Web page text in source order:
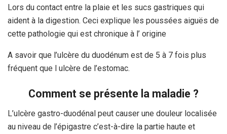
Lors du contact entre la plaie et les sucs gastriques qui
aident à la digestion. Ceci explique les poussées aiguës de
cette pathologie qui est chronique à l’ origine
A savoir que l’ulcère du duodénum est de 5 à 7 fois plus
fréquent que l ulcère de l’estomac.
Comment se présente la maladie ?
L’ulcère gastro-duodénal peut causer une douleur localisée
au niveau de l’épigastre c’est-à-dire la partie haute et